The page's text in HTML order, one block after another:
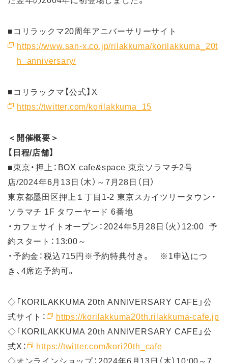
■コリラックマ20周年アニバーサリーサイト
https://www.san-x.co.jp/rilakkuma/korilakkuma_20t
h_anniversary/
■コリラックマ【公式】X
https://twitter.com/korilakkuma_15
＜開催概要＞
【日程/店舗】
■東京・押上：BOX cafe&space 東京ソラマチ2号
店/2024年6月13日（木）～7月28日（日）
東京都墨田区押上１丁目1-2 東京スカイツリータウン・
ソラマチ 1F タワーヤード 6番地
・カフェサイトオープン：2024年5月28日（火）12:00 予
約スタート：13:00～
・予約金：税込715円※予約特典付き。 ※1申込につ
き、4席迄予約可。
◇「KORILAKKUMA 20th ANNIVERSARY CAFE」公
式サイト：
https://korilakkuma20th.rilakkuma-cafe.jp
◇「KORILAKKUMA 20th ANNIVERSARY CAFE」公
式X：
https://twitter.com/kori20th_cafe
◇オンラインショップ：2024年6月13日（木）10:00～7